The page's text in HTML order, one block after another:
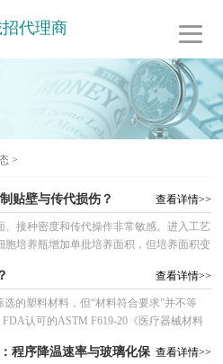
代理商
>
查看详情>>
贴壁与传代损伤？
、接种密度和传代操作非常敏感。进入工艺
胞培养瓶增加单批培养面积，但培养面积变
养基覆盖和消化时间都会发生变化。如果仍
贴壁、克隆大小不一致、中心与边缘生长
。
查看详情>>
的塑料材料，但“材料符合要求”并不等
认可的ASTM F619-20《医疗器械材料
者与细胞治疗、疫苗、细胞诊断及其他生
查看详情>>
程序降温速率与玻璃化保